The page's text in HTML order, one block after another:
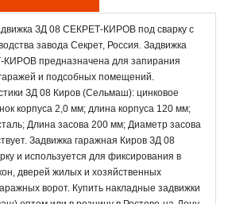
ЗД 08 СЕКРЕТ-КИРОВ под сварку с
завода Секрет, Россия. Задвижка
предназначена для запирания
и подсобных помещений.
ЗД 08 Киров (Сельмаш): цинковое
корпуса 2,0 мм; длина корпуса 120 мм;
Длина засова 200 мм; Диаметр засова
Задвижка гаражная Киров ЗД 08
и используется для фиксирования в
дверей жилых и хозяйственных
ворот. Купить накладные задвижки